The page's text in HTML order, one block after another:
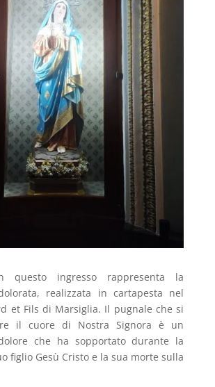
questo ingresso rappresenta la
realizzata in cartapesta nel
et Fils di Marsiglia. Il pugnale che si
il cuore di Nostra Signora è un
che ha sopportato durante la
figlio Gesù Cristo e la sua morte sulla